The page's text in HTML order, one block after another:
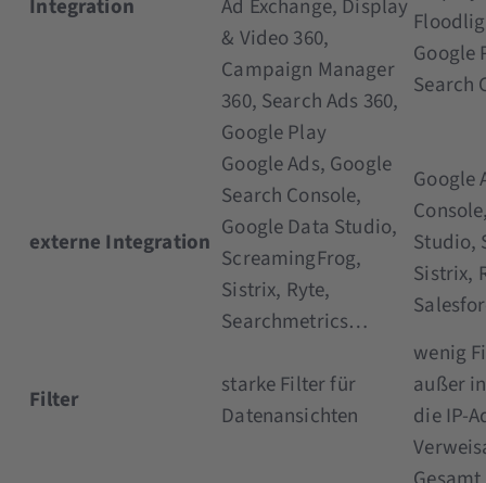
Integration
Ad Exchange, Display
& Video 360,
Campaign Manager
360, Search Ads 360,
Google Play
Google
Search
externe Integration
Google Ads, Google
Search Console,
Google Data Studio,
ScreamingFrog,
Sistrix, Ryte,
Searchmetrics…
Google
Studio,
Sistrix,
Filter
starke Filter für
Datenansichten
wenig
außer
die IP-